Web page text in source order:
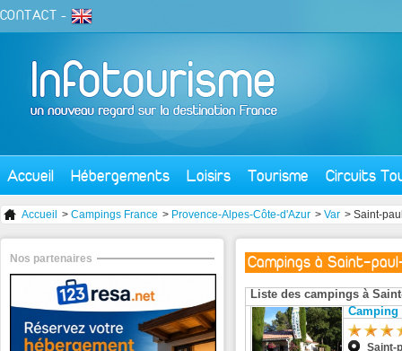
CONTACT -
Accueil Hébergements Loisirs Tourisme Circuits
Accueil > Campings France > Provence-Alpes-Côte-d'Azur > Var > Saint-
Campings à Saint-
Liste des campings à
Camping
Saint-
Nos partenaires